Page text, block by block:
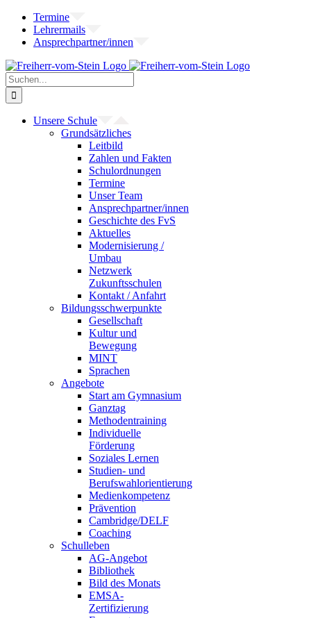
Zum
Inhalt
springen
Termine
Lehrermails
Ansprechpartner/innen
Suche
nach:
Unsere Schule
Grundsätzliches
Leitbild
Zahlen und Fakten
Schulordnungen
Termine
Unser Team
Ansprechpartner/innen
Geschichte des FvS
Aktuelles
Modernisierung /
Umbau
Netzwerk
Zukunftsschulen
Kontakt / Anfahrt
Bildungsschwerpunkte
Gesellschaft
Kultur und
Bewegung
MINT
Sprachen
Angebote
Start am Gymnasium
Ganztag
Methodentraining
Individuelle
Förderung
Soziales Lernen
Studien- und
Berufswahlorientierung
Medienkompetenz
Prävention
Cambridge/DELF
Coaching
Schulleben
AG-Angebot
Bibliothek
Bild des Monats
EMSA-
Zertifizierung